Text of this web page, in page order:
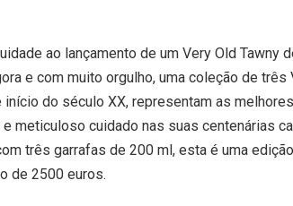
ao lançamento de um Very Old Tawny
e com muito orgulho, uma coleção de
do século XX, representam as
meticuloso cuidado nas suas centenárias
três garrafas de 200 ml, esta é uma
de 2500 euros.